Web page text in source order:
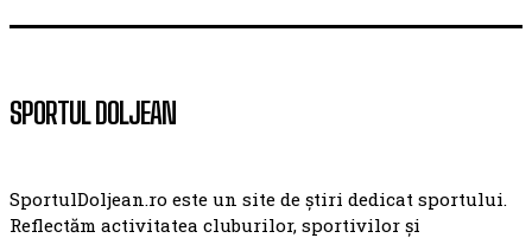
SPORTUL DOLJEAN
SportulDoljean.ro este un site de știri dedicat sportului.
Reflectăm activitatea cluburilor, sportivilor și